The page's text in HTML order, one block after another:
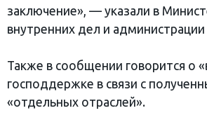
заключение», — указали в
внутренних дел и
Также в сообщении говорится о
господдержке в связи с
«отдельных отраслей».